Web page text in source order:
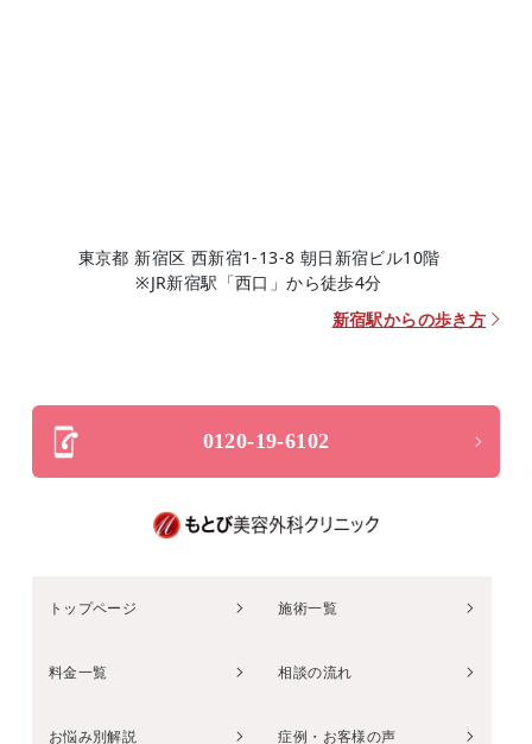
東京都 新宿区 西新宿1-13-8 朝日新宿ビル10階
※JR新宿駅「西口」から徒歩4分
新宿駅からの歩き方
0120-19-6102
トップページ 施術一覧
料金一覧 相談の流れ
お悩み別解説 症例・お客様の声